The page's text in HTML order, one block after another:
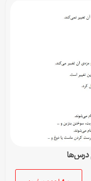
درس‌ها